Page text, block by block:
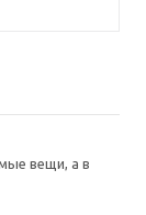
вещи, а в